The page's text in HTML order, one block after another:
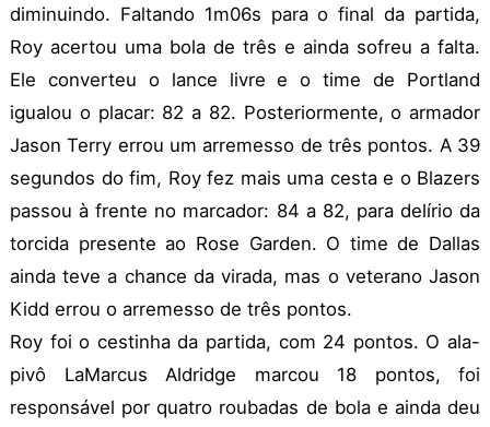
diminuindo. Faltando 1m06s para o final da partida,
Roy acertou uma bola de três e ainda sofreu a falta.
Ele converteu o lance livre e o time de Portland
igualou o placar: 82 a 82. Posteriormente, o armador
Jason Terry errou um arremesso de três pontos. A 39
segundos do fim, Roy fez mais uma cesta e o Blazers
passou à frente no marcador: 84 a 82, para delírio da
torcida presente ao Rose Garden. O time de Dallas
ainda teve a chance da virada, mas o veterano Jason
Kidd errou o arremesso de três pontos.
Roy foi o cestinha da partida, com 24 pontos. O ala-
pivô LaMarcus Aldridge marcou 18 pontos, foi
responsável por quatro roubadas de bola e ainda deu